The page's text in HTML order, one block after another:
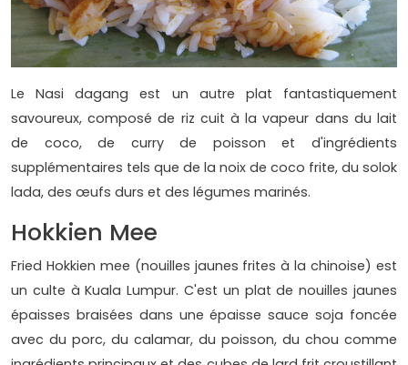
Le Nasi dagang est un autre plat fantastiquement
savoureux, composé de riz cuit à la vapeur dans du lait
de coco, de curry de poisson et d'ingrédients
supplémentaires tels que de la noix de coco frite, du solok
lada, des œufs durs et des légumes marinés.
Hokkien Mee
Fried Hokkien mee (nouilles jaunes frites à la chinoise) est
un culte à Kuala Lumpur. C'est un plat de nouilles jaunes
épaisses braisées dans une épaisse sauce soja foncée
avec du porc, du calamar, du poisson, du chou comme